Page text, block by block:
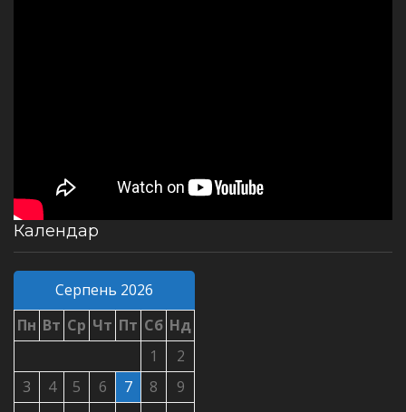
Календар
Серпень 2026
Пн Вт Ср Чт Пт Сб Нд
1
2
3
4 5 6 7 8
9